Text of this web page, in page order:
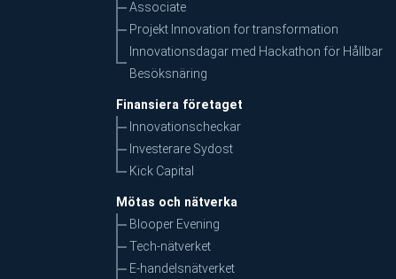
Associate
Projekt Innovation for transformation
Innovationsdagar med Hackathon för Hållbar
Besöksnäring
Finansiera företaget
Innovationscheckar
Investerare Sydost
Kick Capital
Mötas och nätverka
Blooper Evening
Tech-nätverket
E-handelsnätverket